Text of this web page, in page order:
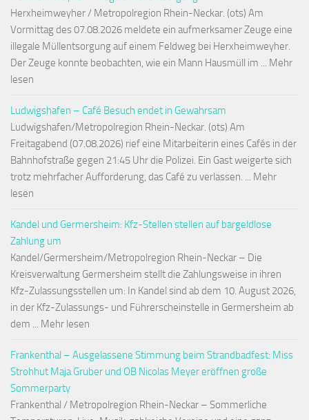
Herxheimweyher / Metropolregion Rhein-Neckar. (ots) Am
Vormittag des 07.08.2026 meldete ein aufmerksamer Zeuge eine
illegale Müllentsorgung auf einem Feldweg bei Herxheimweyher.
Der Zeuge konnte beobachten, wie ein Mann Hausmüll im ... Mehr
lesen
Ludwigshafen – Café Besuch endet in Gewahrsam
Ludwigshafen/Metropolregion Rhein-Neckar. (ots) Am
Freitagabend (07.08.2026) rief eine Mitarbeiterin eines Cafés in der
Bahnhofstraße gegen 21:45 Uhr die Polizei. Ein Gast weigerte sich
trotz mehrfacher Aufforderung, das Café zu verlassen. ... Mehr
lesen
Kandel und Germersheim: Kfz-Stellen stellen auf bargeldlose
Zahlung um
Kandel/Germersheim/Metropolregion Rhein-Neckar – Die
Kreisverwaltung Germersheim stellt die Zahlungsweise in ihren
Kfz-Zulassungsstellen um: In Kandel sind ab dem 10. August 2026,
in der Kfz-Zulassungs- und Führerscheinstelle in Germersheim ab
dem ... Mehr lesen
Frankenthal – Ausgelassene Stimmung beim Strandbadfest: Miss
Strohhut Maja Gruber und OB Nicolas Meyer eröffnen große
Sommerparty
Frankenthal / Metropolregion Rhein-Neckar – Sommerliche